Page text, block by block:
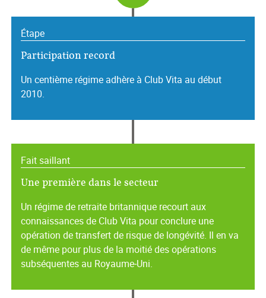
Étape
Participation record
Un centième régime adhère à Club Vita au début
2010.
Fait saillant
Une première dans le secteur
Un régime de retraite britannique recourt aux
connaissances de Club Vita pour conclure une
opération de transfert de risque de longévité. Il en va
de même pour plus de la moitié des opérations
subséquentes au Royaume‑Uni.